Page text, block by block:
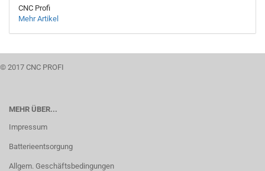
CNC Profi
Mehr Artikel
© 2017 CNC PROFI
MEHR ÜBER...
Impressum
Batterieentsorgung
Allgem. Geschäftsbedingungen